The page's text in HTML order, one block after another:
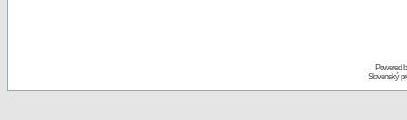
Powered
Slovenský